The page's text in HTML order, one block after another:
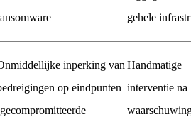
gehele
inperking van
op eindpunten
Handmatige
interventie na